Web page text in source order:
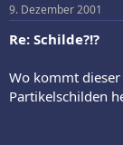
9. Dezember 2001
Re: Schilde?!?
Wo kommt
Partikelschilden